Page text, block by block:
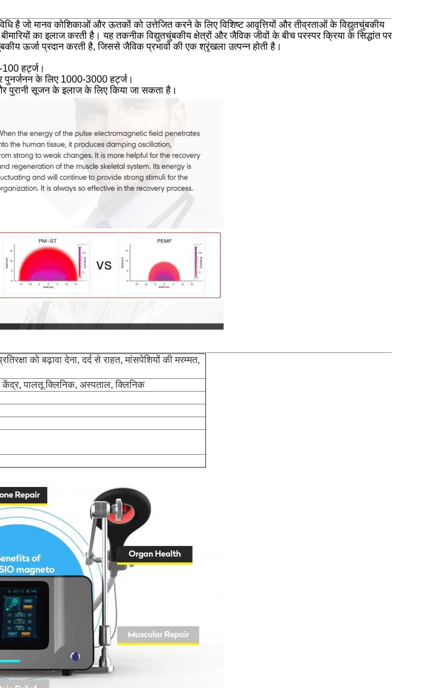
है जो मानव कोशिकाओं और ऊतकों को उत्तेजित करने के लिए विशिष्ट आवृत्तियों और तीव्रताओं के विद्युतचुंबकीय
का इलाज करती है। यह तकनीक विद्युतचुंबकीय क्षेत्रों और जैविक जीवों के बीच परस्पर क्रिया के सिद्धांत पर
ऊर्जा प्रदान करती है, जिससे जैविक प्रभावों की एक श्रृंखला उत्पन्न होती है।
हर्ट्ज।
पुनर्जनन के लिए 1000-3000 हर्ट्ज।
पुरानी सूजन के इलाज के लिए किया जा सकता है।
को बढ़ावा देना, दर्द से राहत, मांसपेशियों की मरम्मत,
केंद्र, पालतू क्लिनिक, अस्पताल, क्लिनिक